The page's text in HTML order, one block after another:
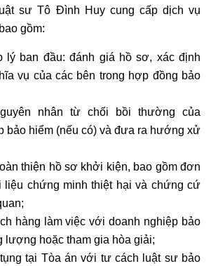
sư Tô Đình Huy cung cấp dịch vụ
gồm:
lý ban đầu: đánh giá hồ sơ, xác định
vụ của các bên trong hợp đồng bảo
nhân từ chối bồi thường của
bảo hiểm (nếu có) và đưa ra hướng xử
thiện hồ sơ khởi kiện, bao gồm đơn
liệu chứng minh thiệt hại và chứng cứ
hàng làm việc với doanh nghiệp bảo
lượng hoặc tham gia hòa giải;
tại Tòa án với tư cách luật sư bảo